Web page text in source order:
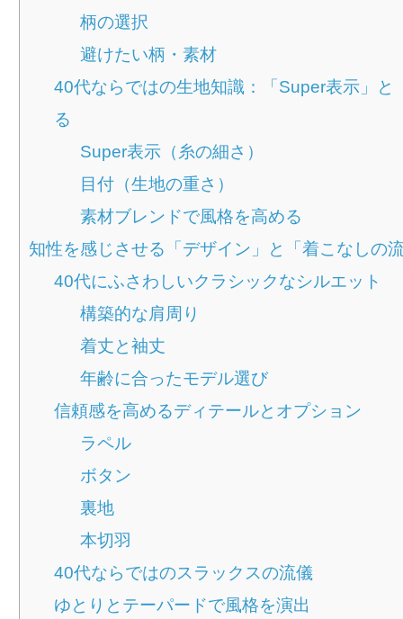
柄の選択
避けたい柄・素材
40代ならではの生地知識：「Super表示」と
る
Super表示（糸の細さ）
目付（生地の重さ）
素材ブレンドで風格を高める
知性を感じさせる「デザイン」と「着こなしの
40代にふさわしいクラシックなシルエット
構築的な肩周り
着丈と袖丈
年齢に合ったモデル選び
信頼感を高めるディテールとオプション
ラペル
ボタン
裏地
本切羽
40代ならではのスラックスの流儀
ゆとりとテーパードで風格を演出